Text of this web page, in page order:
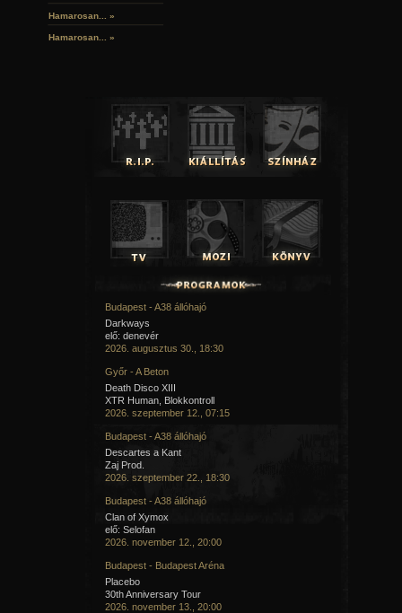
Hamarosan... »
Hamarosan... »
Budapest - A38 állóhajó
Darkways
elő: denevér
2026. augusztus 30., 18:30
Győr - A Beton
Death Disco XIII
XTR Human, Blokkontroll
2026. szeptember 12., 07:15
Budapest - A38 állóhajó
Descartes a Kant
Zaj Prod.
2026. szeptember 22., 18:30
Budapest - A38 állóhajó
Clan of Xymox
elő: Selofan
2026. november 12., 20:00
Budapest - Budapest Aréna
Placebo
30th Anniversary Tour
2026. november 13., 20:00